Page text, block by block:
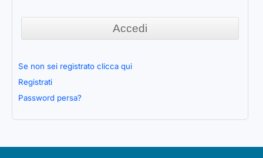
Se non sei registrato clicca qui
Registrati
Password persa?